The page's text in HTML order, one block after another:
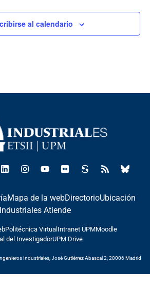
al calendario
Mapa de la webDirectorioUbicación
Industriales Atiende
Politécnica Virtual Intranet UPMMoodle
del InvestigadorUPM Drive
Industriales, José Gutiérrez Abascal 2, 28006 Madrid